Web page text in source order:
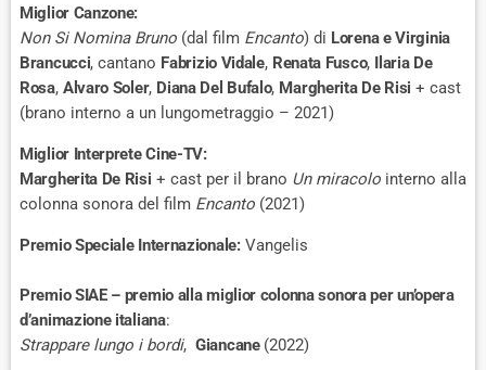
Miglior Canzone:
Non Si Nomina Bruno (dal film Encanto) di Lorena e Virginia
Brancucci, cantano Fabrizio Vidale, Renata Fusco, Ilaria De
Rosa, Alvaro Soler, Diana Del Bufalo, Margherita De Risi + cast
(brano interno a un lungometraggio – 2021)
Miglior Interprete Cine-TV:
Margherita De Risi + cast per il brano Un miracolointerno alla
colonna sonora del film Encanto (2021)
Premio Speciale Internazionale:Vangelis
Premio SIAE – premio alla miglior colonna sonora per un’opera
d’animazione italiana:
Strappare lungo i bordi, Giancane (2022)